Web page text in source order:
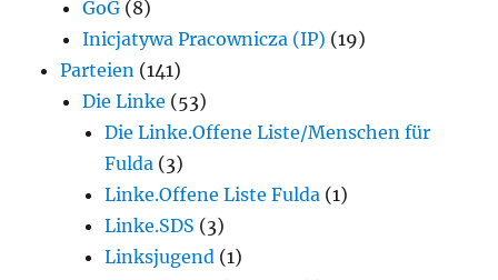
GoG (8)
Inicjatywa Pracownicza (IP) (19)
Parteien (141)
Die Linke (53)
Die Linke.Offene Liste/Menschen für
Fulda (3)
Linke.Offene Liste Fulda (1)
Linke.SDS (3)
Linksjugend (1)